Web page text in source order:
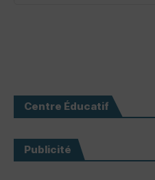
Centre Éducatif
Publicité